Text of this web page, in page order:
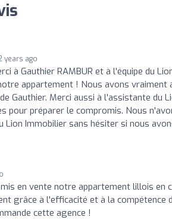
years ago
à Gauthier RAMBUR et à l'équipe du
appartement ! Nous avons vraiment
Gauthier. Merci aussi à l'assistante du
pour préparer le compromis. Nous
Lion Immobilier sans hésiter si nous
en vente notre appartement lillois en
grâce à l'efficacité et à la compétence
cette agence !